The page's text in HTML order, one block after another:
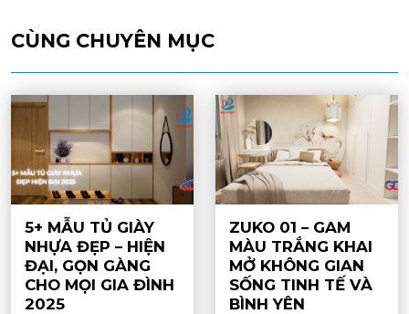
CÙNG CHUYÊN MỤC
5+ MẪU TỦ GIÀY
NHỰA ĐẸP – HIỆN
ĐẠI, GỌN GÀNG
CHO MỌI GIA ĐÌNH
2025
ZUKO 01 – GAM
MÀU TRẮNG KHAI
MỞ KHÔNG GIAN
SỐNG TINH TẾ VÀ
BÌNH YÊN